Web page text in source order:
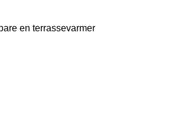
en terrassevarmer